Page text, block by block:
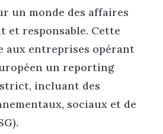
un monde des affaires
et responsable. Cette
aux entreprises opérant
un reporting
incluant des
sociaux et de